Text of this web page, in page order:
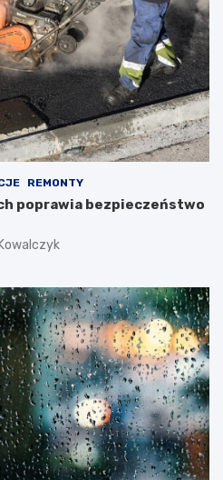
REMONTY
poprawia bezpieczeństwo